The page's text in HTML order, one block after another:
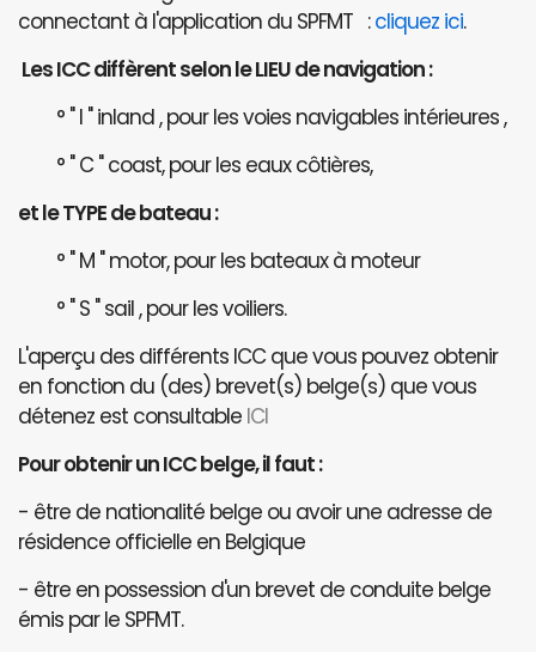
connectant à l'application du SPFMT :cliquez ici.
Les ICC diffèrent selon le LIEU de navigation :
° " I " inland , pour les voies navigables intérieures ,
° " C " coast, pour les eaux côtières,
et le TYPE de bateau :
° " M " motor, pour les bateaux à moteur
° " S " sail , pour les voiliers.
L'aperçu des différents ICC que vous pouvez obtenir
en fonction du (des) brevet(s) belge(s) que vous
détenez est consultable ICI
Pour obtenir un ICC belge, il faut :
- être de nationalité belge ou avoir une adresse de
résidence officielle en Belgique
- être en possession d'un brevet de conduite belge
émis par le SPFMT.